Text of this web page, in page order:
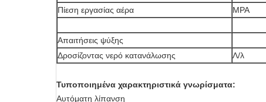
Πίεση εργασίας αέρα
MPA
Απαιτήσεις ψύξης
Δροσίζοντας νερό κατανάλωσης
Λ/λ
Τυποποιημένα χαρακτηριστικά γνωρίσματα:
Αυτόματη λίπανση